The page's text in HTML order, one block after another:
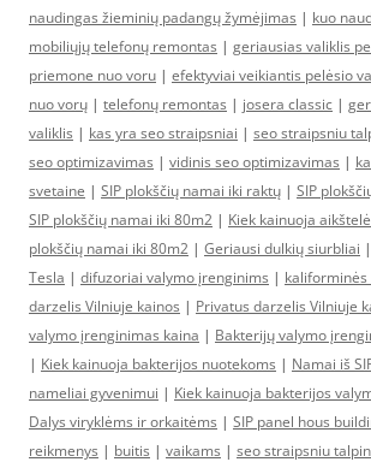
naudingas žieminių padangų žymėjimas | kuo
mobiliųjų telefonų remontas | geriausias valiklis
priemone nuo voru | efektyviai veikiantis pelėsio
nuo vorų | telefonų remontas | josera classic |
valiklis | kas yra seo straipsniai | seo straipsniu
seo optimizavimas | vidinis seo optimizavimas |
svetaine | SIP plokščių namai iki raktų | SIP
SIP plokščių namai iki 80m2 | Kiek kainuoja
plokščių namai iki 80m2 | Geriausi dulkių siurbliai |
Tesla | difuzoriai valymo įrenginims |
darzelis Vilniuje kainos | Privatus darzelis Vilniuje
valymo įrenginimas kaina | Bakterijų valymo
| Kiek kainuoja bakterijos nuotekoms | Namai iš
nameliai gyvenimui | Kiek kainuoja bakterijos
Dalys viryklėms ir orkaitėms | SIP panel hous
reikmenys | buitis | vaikams | seo straipsniu